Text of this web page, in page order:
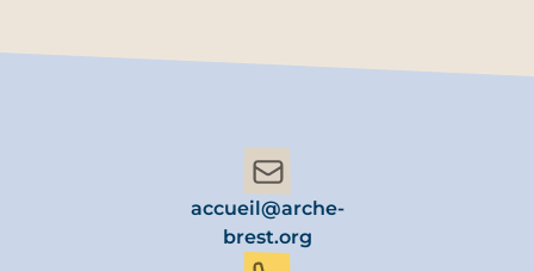
accueil@arche-
brest.org